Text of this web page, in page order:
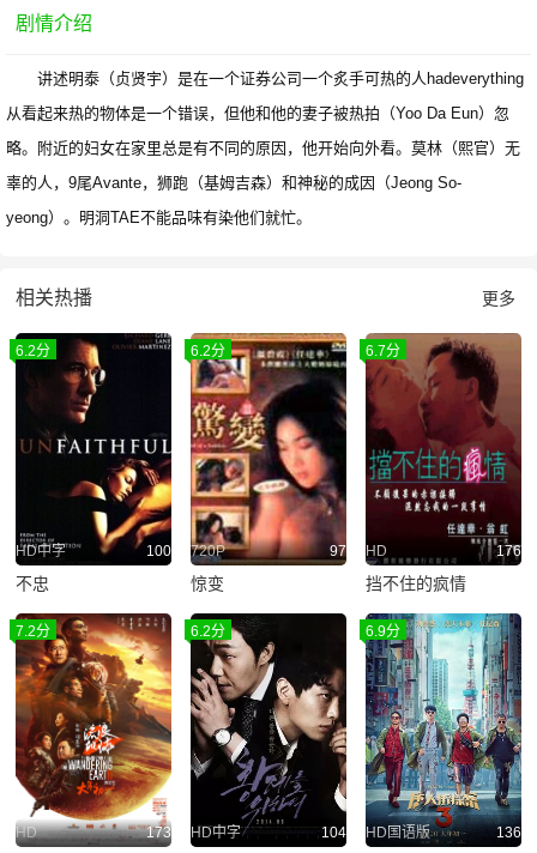
剧情介绍
讲述明泰（贞贤宇）是在一个证券公司一个炙手可热的人hadeverything
从看起来热的物体是一个错误，但他和他的妻子被热拍（Yoo Da Eun）忽
略。附近的妇女在家里总是有不同的原因，他开始向外看。莫林（熙官）无
辜的人，9尾Avante，狮跑（基姆吉森）和神秘的成因（Jeong So-
yeong）。明洞TAE不能品味有染他们就忙。
相关热播 更多
6.2分
HD中字 100
不忠
6.2分
720P 97
惊变
6.7分
HD 176
挡不住的疯情
7.2分
HD 173
6.2分
HD中字 104
6.9分
HD国语版 136